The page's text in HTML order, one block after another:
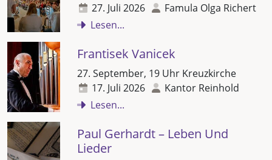
27. Juli 2026
Famula Olga Richert
Lesen...
Frantisek Vanicek
27. September, 19 Uhr Kreuzkirche
17. Juli 2026
Kantor Reinhold
Lesen...
Paul Gerhardt – Leben Und
Lieder